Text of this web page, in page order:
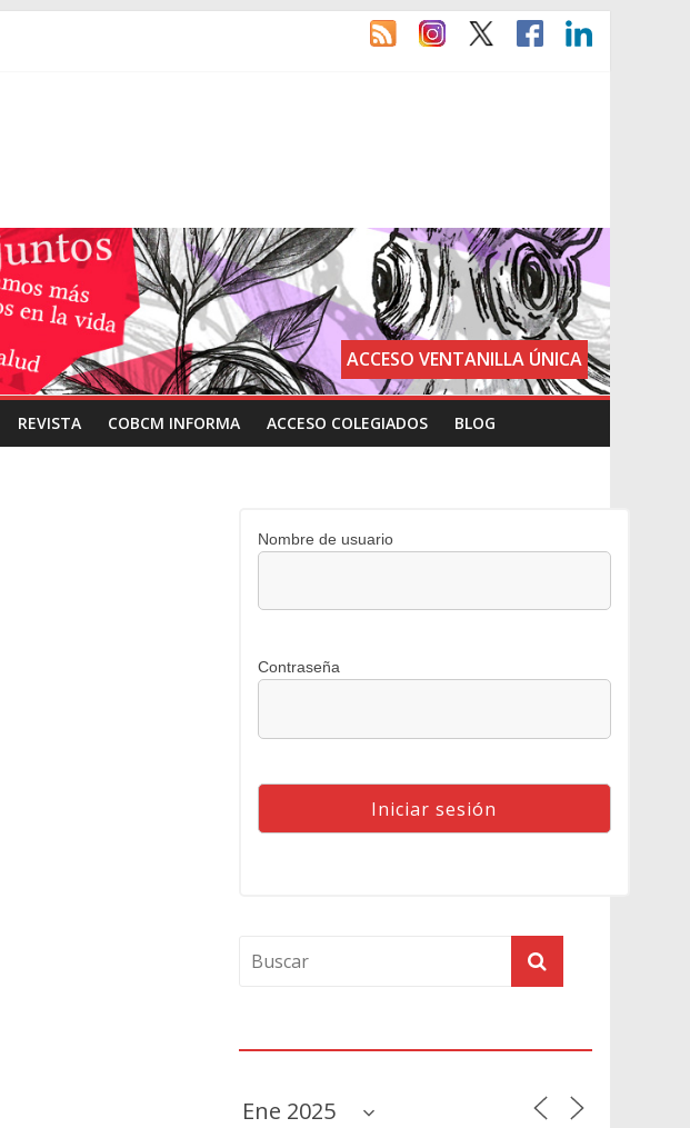
ACCESO VENTANILLA ÚNICA
REVISTA COBCM INFORMA ACCESO COLEGIADOS BLOG
Nombre de usuario
Contraseña